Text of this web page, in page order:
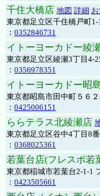
千住大橋店 地図 詳細
東京都足立区千住橋戸町
： 0352846731
イトーヨーカドー綾
東京都足立区綾瀬3丁目4-
： 0356978351
イトーヨーカドー昭
東京都昭島市田中町５６
： 0425006151
ららテラス北綾瀬店
東京都足立区谷中4丁目8
： 0368025361
若葉台店(フレスポ若
東京都稲城市若葉台2-1-1
： 0423505661